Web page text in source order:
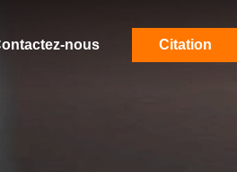
nous Citation